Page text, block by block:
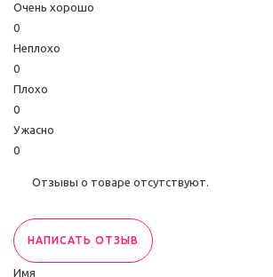
Очень хорошо
0
Неплохо
0
Плохо
0
Ужасно
0
Отзывы о товаре отсутствуют.
НАПИСАТЬ ОТЗЫВ
Имя